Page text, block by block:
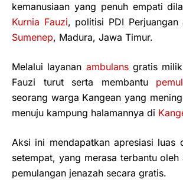
kemanusiaan yang penuh empati
Kurnia Fauzi, politisi PDI Perjuangan
Sumenep, Madura, Jawa Timur.
Melalui layanan ambulansgratis
Fauzi turut serta membantu
seorang warga Kangean yang
menuju kampung halamannya di
Aksi ini mendapatkan apresiasi luas
setempat, yang merasa terbantu oleh
pemulangan jenazah secara gratis.